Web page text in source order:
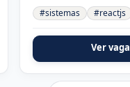
#sistemas
#reactjs
Ver vaga